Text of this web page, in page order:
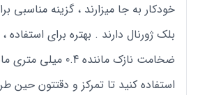
خودکار به جا میزارند ، گزینه مناسبی
بلک ژورنال دارند . بهتره برای استفاده
ضخامت نازک ماننده 0.4
استفاده کنید تا تمرکز و دقتتون حین